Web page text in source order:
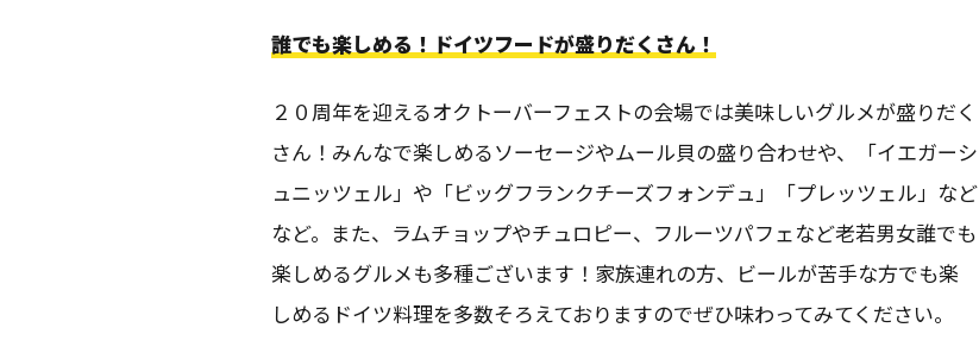
誰でも楽しめる！ドイツフードが盛りだくさん！
２０周年を迎えるオクトーバーフェストの会場では美味しいグルメが盛りだく
さん！みんなで楽しめるソーセージやムール貝の盛り合わせや、「イエガーシ
ュニッツェル」や「ビッグフランクチーズフォンデュ」「プレッツェル」など
など。また、ラムチョップやチュロピー、フルーツパフェなど老若男女誰でも
楽しめるグルメも多種ございます！家族連れの方、ビールが苦手な方でも楽
しめるドイツ料理を多数そろえておりますのでぜひ味わってみてください。